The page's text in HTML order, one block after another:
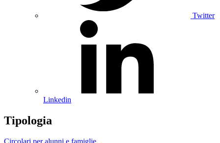
Twitter
Linkedin
Tipologia
Circolari per alunni e famiglie